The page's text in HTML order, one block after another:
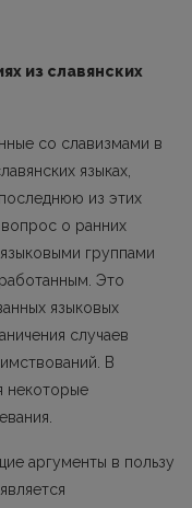
из славянских
со славизмами в
языках,
из этих
о ранних
группами
Это
языковых
случаев
В
некоторые
аргументы в пользу